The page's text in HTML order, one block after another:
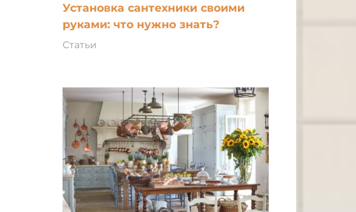
Установка сантехники своими
руками: что нужно знать?
Статьи